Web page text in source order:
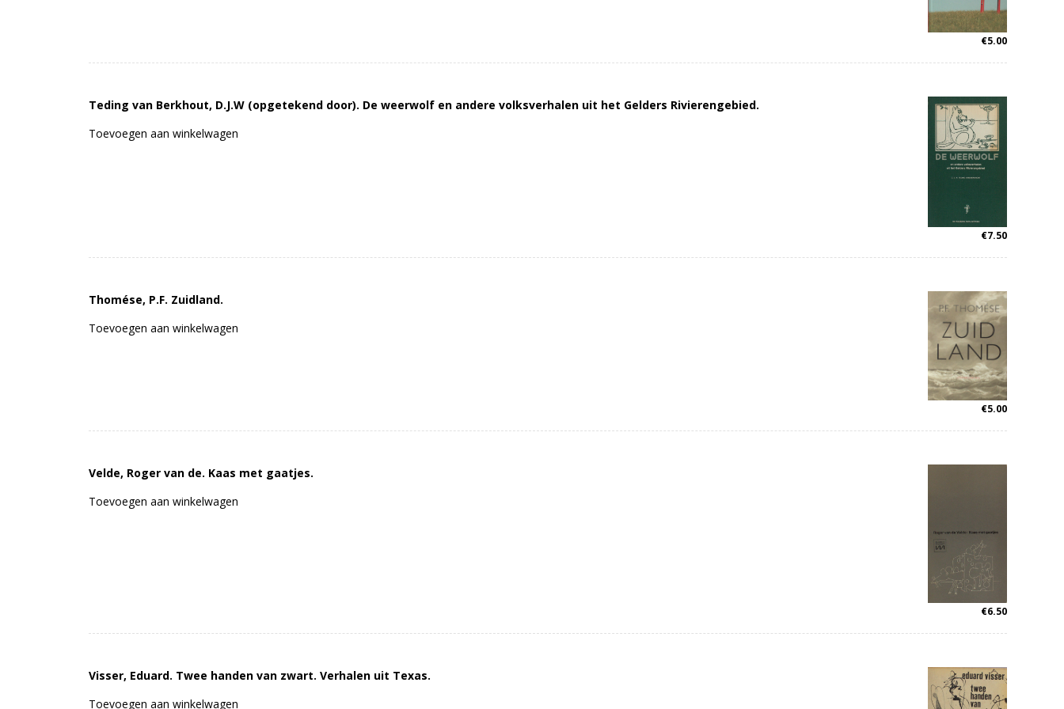
€5.00
Teding van Berkhout, D.J.W (opgetekend door). De weerwolf en andere volksverhalen uit het Gelders Rivierengebied.
€7.50
Toevoegen aan winkelwagen
Thomése, P.F. Zuidland.
€5.00
Toevoegen aan winkelwagen
Velde, Roger van de. Kaas met gaatjes.
€6.50
Toevoegen aan winkelwagen
Visser, Eduard. Twee handen van zwart. Verhalen uit Texas.
Toevoegen aan winkelwagen